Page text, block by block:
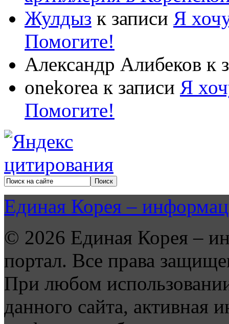
Жулдыз к записи Я
Помогите!
Александр Алибеков к
onekorea к записи Я
Помогите!
Единая Корея –
© 2026 Единая Корея –
портал. Все права
При любом
данного сайта, активная